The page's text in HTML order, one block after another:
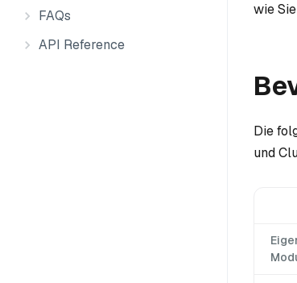
FAQs
API Reference
wie
Die
und